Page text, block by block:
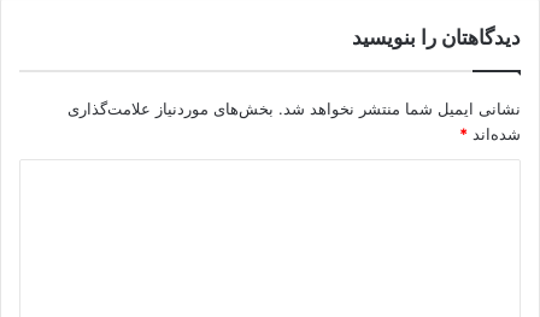
دیدگاهتان را بنویسید
نشانی ایمیل شما منتشر نخواهد شد. بخش‌های موردنیاز علامت‌گذاری
شده‌اند *